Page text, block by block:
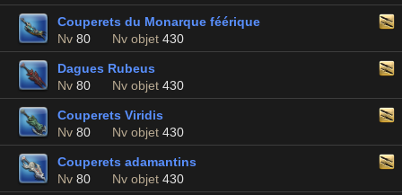
Couperets du Monarque féérique
Nv 80 Nv objet 430
Dagues Rubeus
Nv 80 Nv objet 430
Couperets Viridis
Nv 80 Nv objet 430
Couperets adamantins
Nv 80 Nv objet 430